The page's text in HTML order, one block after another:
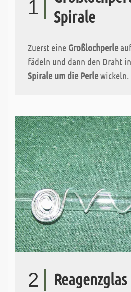
1
Spirale
Zuerst eine Großlochperle
fädeln und dann den Draht
Spirale um die Perlewickeln.
2 Reagenzglas